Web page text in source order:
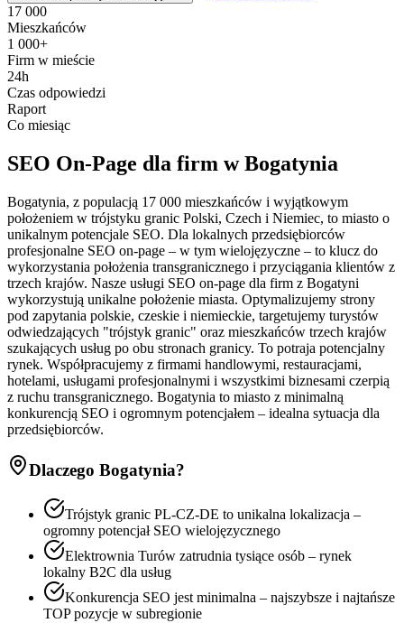
17 000
Mieszkańców
1 000+
Firm w mieście
24h
Czas odpowiedzi
Raport
Co miesiąc
SEO On-Page dla firm wBogatynia
Bogatynia, z populacją 17 000 mieszkańców i wyjątkowym
położeniem w trójstyku granic Polski, Czech i Niemiec, to miasto o
unikalnym potencjale SEO. Dla lokalnych przedsiębiorców
profesjonalne SEO on-page – w tym wielojęzyczne – to klucz do
wykorzystania położenia transgranicznego i przyciągania klientów z
trzech krajów. Nasze usługi SEO on-page dla firm z Bogatyni
wykorzystują unikalne położenie miasta. Optymalizujemy strony
pod zapytania polskie, czeskie i niemieckie, targetujemy turystów
odwiedzających "trójstyk granic" oraz mieszkańców trzech krajów
szukających usług po obu stronach granicy. To potraja potencjalny
rynek. Współpracujemy z firmami handlowymi, restauracjami,
hotelami, usługami profesjonalnymi i wszystkimi biznesami czerpią
z ruchu transgranicznego. Bogatynia to miasto z minimalną
konkurencją SEO i ogromnym potencjałem – idealna sytuacja dla
przedsiębiorców.
Dlaczego Bogatynia?
Trójstyk granic PL-CZ-DE to unikalna lokalizacja –
ogromny potencjał SEO wielojęzycznego
Elektrownia Turów zatrudnia tysiące osób – rynek
lokalny B2C dla usług
Konkurencja SEO jest minimalna – najszybsze i najtańsze
TOP pozycje w subregionie